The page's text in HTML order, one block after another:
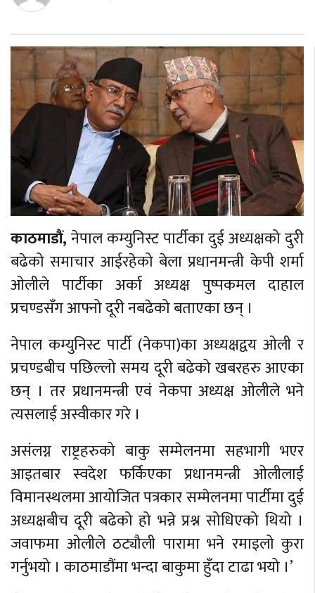
काठमाडौं,नेपाल कम्युनिस्ट पार्टीका दुई अध्यक्षको दुरी
बढेको समाचार आईरहेको बेला प्रधानमन्त्री केपी शर्मा
ओलीले पार्टीका अर्का अध्यक्ष पुष्पकमल दाहाल
प्रचण्डसँग आफ्नो दूरी नबढेको बताएका छन् ।
नेपाल कम्युनिस्ट पार्टी (नेकपा)का अध्यक्षद्वय ओली र
प्रचण्डबीच पछिल्लो समय दूरी बढेको खबरहरु आएका
छन् । तर प्रधानमन्त्री एवं नेकपा अध्यक्ष ओलीले भने
त्यसलाई अस्वीकार गरे ।
असंलग्न राष्ट्रहरुको बाकु सम्मेलनमा सहभागी भएर
आइतबार स्वदेश फर्किएका प्रधानमन्त्री ओलीलाई
विमानस्थलमा आयोजित पत्रकार सम्मेलनमा पार्टीमा दुई
अध्यक्षबीच दूरी बढेको हो भन्ने प्रश्न सोधिएको थियो ।
जवाफमा ओलीले ठट्यौली पारामा भने रमाइलो कुरा
गर्नुभयो । काठमाडौंमा भन्दा बाकुमा हुँदा टाढा भयो ।’